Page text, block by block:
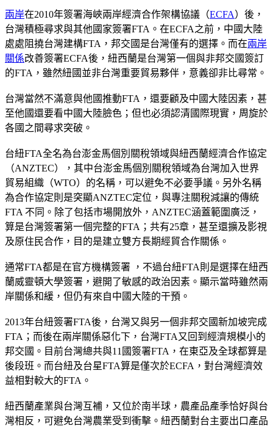
兩岸在2010年簽署海峽兩岸經濟合作架構協議（ECFA）後，
台灣積極尋求與其他國家簽署FTA。在ECFA之前，中國大陸
處處阻撓台灣建構FTA，邦交國是台灣僅有的選擇。而在兩岸
關係改善簽署ECFA後，紐西蘭是台灣第一個與非邦交國簽訂
的FTA，雖然紐國並非台灣重要貿易夥伴，意義卻非比尋常。
台灣當然不滿意與他國推動FTA，還要顧及中國大陸因素，甚
至他國還要看中國大陸臉色；但也必須認清國際現實，周旋於
各國之間尋求突破。
台紐FTA全名為台澎金馬個別關稅領域與紐西蘭經濟合作協定
（ANZTEC），其中台澎金馬個別關稅領域為台灣加入世界
貿易組織（WTO）的名稱，可以避免不必要爭議。另外名稱
為合作協定則是突顯ANZTEC定位，與專注關稅減讓的傳統
FTA 不同。除了包括市場開放外，ANZTEC涵蓋範圍廣泛，
算是台灣簽署第一個完整的FTA；共有25章，甚至還擴及影視
及原住民合作，目的是建立雙方長期經貿合作關係。
通常FTA都是在官方機構簽署 ，不過台紐FTA則是選擇在紐西
蘭威靈頓大學簽署，避開了敏感的政治因素。顯示當時雖然兩
岸關係和緩，但仍有來自中國大陸的干預。
2013年台紐簽署FTA後，台灣又與另一個非邦交國新加坡完成
FTA；而後在兩岸關係惡化下，台灣FTA又回到經濟規模小的
邦交國。目前台灣總共與11國簽署FTA，在東亞及全球都算是
後段班。而台紐及台星FTA算是僅次於ECFA，對台灣經濟效
益相對較大的FTA。
紐西蘭產業與台灣互補，又位於南半球，農產品產季恰好與台
灣相反，可避免台灣農業受到衝擊。紐西蘭對台主要出口產品